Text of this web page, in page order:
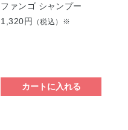
ファンゴ シャンプー
1,320円
（税込）※
カートに入れる